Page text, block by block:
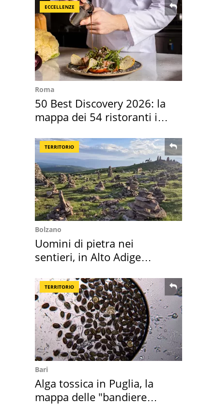
ECCELLENZE
Roma
50 Best Discovery 2026: la
mappa dei 54 ristoranti in
TERRITORIO
Bolzano
Uomini di pietra nei
sentieri, in Alto Adige
TERRITORIO
Bari
Alga tossica in Puglia, la
mappa delle "bandiere